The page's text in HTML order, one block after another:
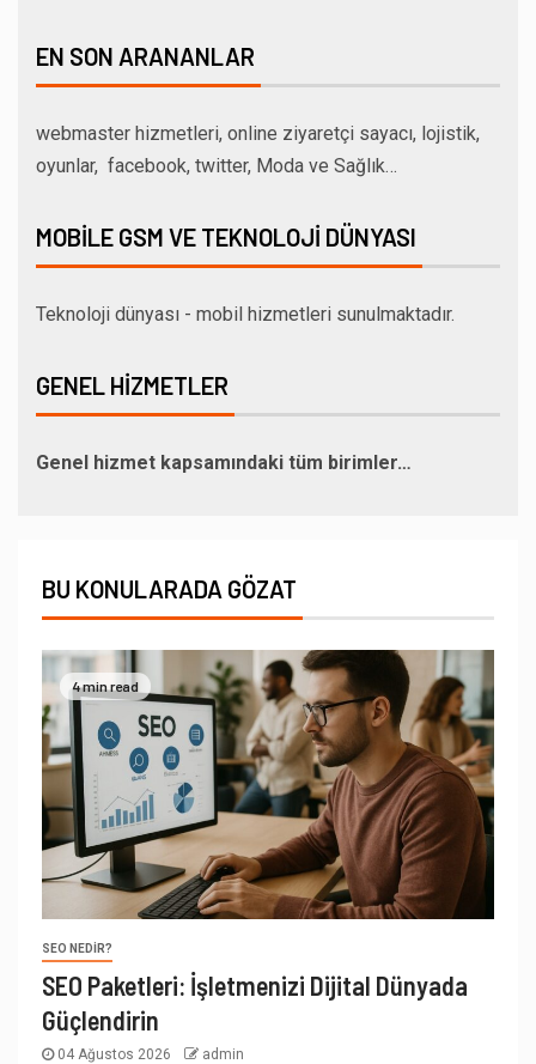
EN SON ARANANLAR
webmaster hizmetleri, online ziyaretçi sayacı, lojistik,
oyunlar, facebook, twitter, Moda ve Sağlık…
MOBILE GSM VE TEKNOLOJI DÜNYASI
Teknoloji dünyası - mobil hizmetleri sunulmaktadır.
GENEL HIZMETLER
Genel hizmet kapsamındaki tüm birimler…
BU KONULARADA GÖZAT
4 min read
SEO NEDIR?
SEO Paketleri: İşletmenizi Dijital Dünyada
Güçlendirin
04 Ağustos 2026 admin